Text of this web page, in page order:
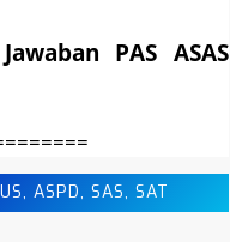
PAS ASAS
ASPD, SAS, SAT